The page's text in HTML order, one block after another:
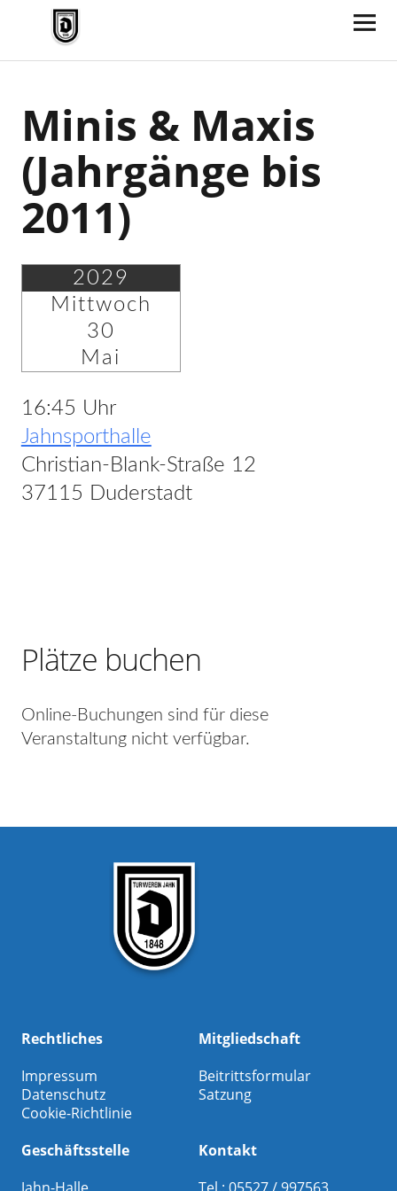
TV Jahn Duderstadt
Minis & Maxis
(Jahrgänge bis
2011)
2029
Mittwoch
30
Mai
16:45 Uhr
Jahnsporthalle
Christian-Blank-Straße 12
37115 Duderstadt
Plätze buchen
Online-Buchungen sind für diese
Veranstaltung nicht verfügbar.
Rechtliches
Impressum
Datenschutz
Cookie-Richtlinie
Mitgliedschaft
Beitrittsformular
Satzung
Geschäftsstelle
Kontakt